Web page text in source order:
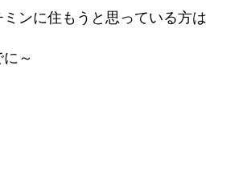
ンに住もうと思っている方は
～